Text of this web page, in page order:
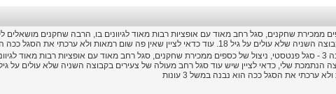
ריאל מדריד עונה 3 - סגל פנטסטי, ניצול של כספים ממכירת שחקנים, סגל רחב מאוד עם אופציות רבות מאוד
ערכתי את הסגל ככה הוא נבנה במשל 3 עונות